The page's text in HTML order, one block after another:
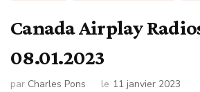
Canada Airplay
08.01.2023
par Charles Pons le 11 janvier 2023